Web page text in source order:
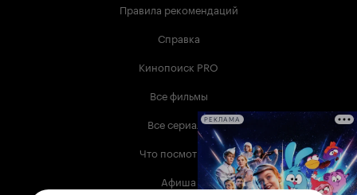
Правила рекомендаций
Справка
Кинопоиск PRO
Все фильмы
Все сериалы
Что посмотреть
Афиша
РЕКЛАМА